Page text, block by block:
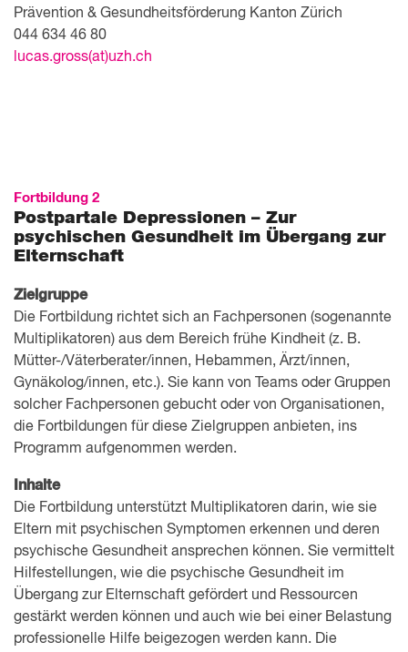
Prävention & Gesundheitsförderung Kanton Zürich
044 634 46 80
lucas.gross(at)uzh.ch
Fortbildung 2
Postpartale Depressionen – Zur
psychischen Gesundheit im Übergang zur
Elternschaft
Zielgruppe
Die Fortbildung richtet sich an Fachpersonen (sogenannte
Multiplikatoren) aus dem Bereich frühe Kindheit (z. B.
Mütter-/Väterberater/innen, Hebammen, Ärzt/innen,
Gynäkolog/innen, etc.). Sie kann von Teams oder Gruppen
solcher Fachpersonen gebucht oder von Organisationen,
die Fortbildungen für diese Zielgruppen anbieten, ins
Programm aufgenommen werden.
Inhalte
Die Fortbildung unterstützt Multiplikatoren darin, wie sie
Eltern mit psychischen Symptomen erkennen und deren
psychische Gesundheit ansprechen können. Sie vermittelt
Hilfestellungen, wie die psychische Gesundheit im
Übergang zur Elternschaft gefördert und Ressourcen
gestärkt werden können und auch wie bei einer Belastung
professionelle Hilfe beigezogen werden kann. Die